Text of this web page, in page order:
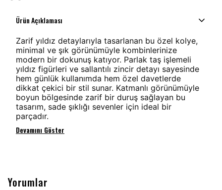
Ürün Açıklaması
Zarif yıldız detaylarıyla tasarlanan bu özel kolye,
minimal ve şık görünümüyle kombinlerinize
modern bir dokunuş katıyor. Parlak taş işlemeli
yıldız figürleri ve sallantılı zincir detayı sayesinde
hem günlük kullanımda hem özel davetlerde
dikkat çekici bir stil sunar. Katmanlı görünümüyle
boyun bölgesinde zarif bir duruş sağlayan bu
tasarım, sade şıklığı sevenler için ideal bir
parçadır.
Devamını Göster
Yorumlar